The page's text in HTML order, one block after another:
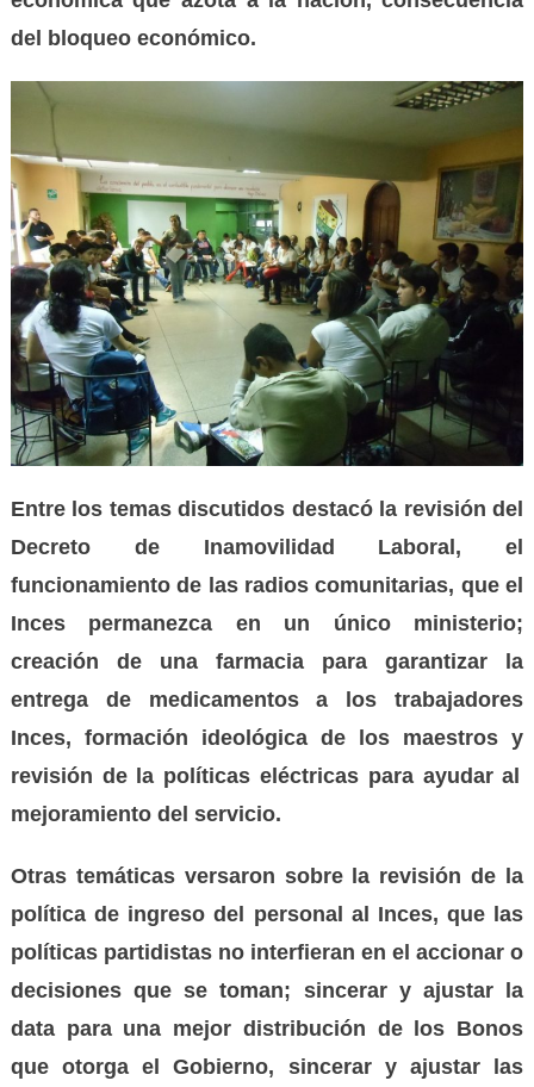
del bloqueo económico.
Entre los temas discutidos destacó la revisión del
Decreto de Inamovilidad Laboral, el
funcionamiento de las radios comunitarias, que el
Inces permanezca en un único ministerio;
creación de una farmacia para garantizar la
entrega de medicamentos a los trabajadores
Inces, formación ideológica de los maestrosy
revisión de la políticas eléctricas para ayudar al
mejoramiento del servicio.
Otras temáticas versaron sobre la revisión de la
política de ingreso del personal al Inces, que las
políticas partidistas no interfieran en el accionar o
decisionesque se toman; sincerar y ajustar la
data para una mejor distribución de los Bonos
que otorga el Gobierno, sincerary ajustarlas